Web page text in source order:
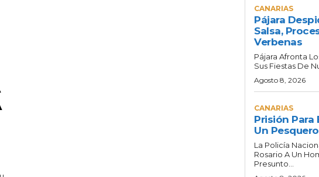
CANARIAS
Pájara
Salsa,
Verbenas
Pájara Afronta
Sus Fiestas De
Agosto 8, 2026
CANARIAS
Prisión Para
Un
La Policía
Rosario A Un
Presunto...